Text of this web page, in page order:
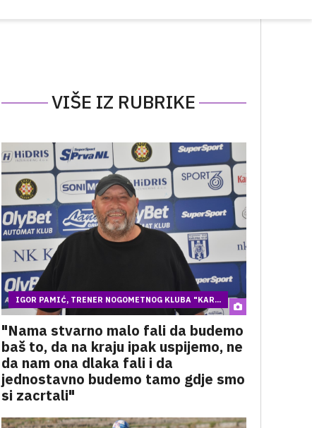
VIŠE IZ RUBRIKE
IGOR PAMIĆ, TRENER NOGOMETNOG KLUBA "KAR...
"Nama stvarno malo fali da budemo
baš to, da na kraju ipak uspijemo, ne
da nam ona dlaka fali i da
jednostavno budemo tamo gdje smo
si zacrtali"